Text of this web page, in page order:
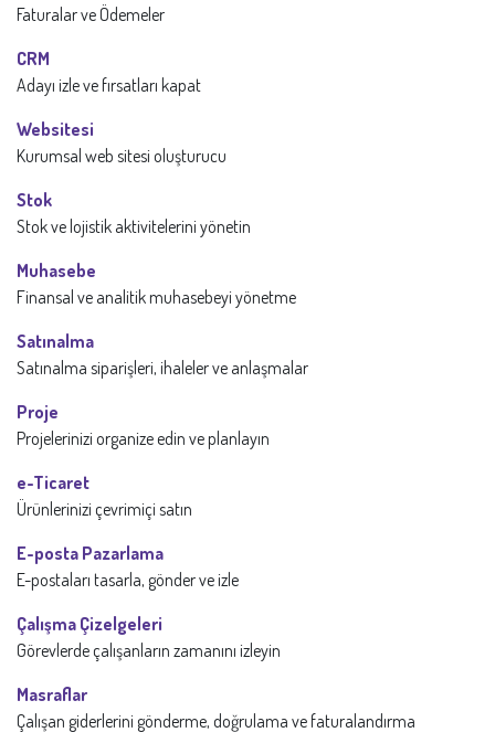
Faturalar ve Ödemeler
CRM
Adayı izle ve fırsatları kapat
Websitesi
Kurumsal web sitesi oluşturucu
Stok
Stok ve lojistik aktivitelerini yönetin
Muhasebe
Finansal ve analitik muhasebeyi yönetme
Satınalma
Satınalma siparişleri, ihaleler ve anlaşmalar
Proje
Projelerinizi organize edin ve planlayın
e-Ticaret
Ürünlerinizi çevrimiçi satın
E-posta Pazarlama
E-postaları tasarla, gönder ve izle
Çalışma Çizelgeleri
Görevlerde çalışanların zamanını izleyin
Masraflar
Çalışan giderlerini gönderme, doğrulama ve faturalandırma